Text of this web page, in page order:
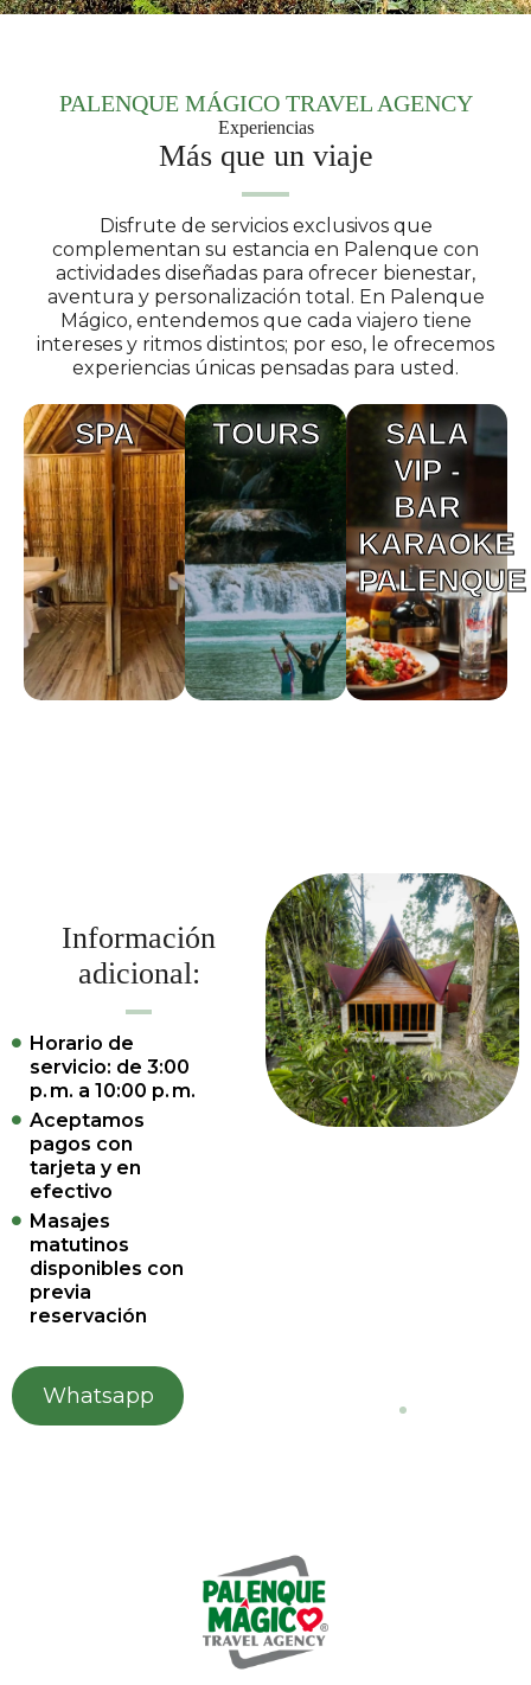
PALENQUE MÁGICO TRAVEL AGENCY
Experiencias
Más que un viaje
Disfrute de servicios exclusivos que
complementan su estancia en Palenque con
actividades diseñadas para ofrecer bienestar,
aventura y personalización total. En Palenque
Mágico, entendemos que cada viajero tiene
intereses y ritmos distintos; por eso, le ofrecemos
experiencias únicas pensadas para usted.
SPA TOURS
SALA
VIP -
BAR
KARAOKE
PALENQUE
Información
adicional:
Horario de
servicio: de 3:00
p. m. a 10:00 p. m.
Aceptamos
pagos con
tarjeta y en
efectivo
Masajes
matutinos
disponibles con
previa
reservación
Whatsapp